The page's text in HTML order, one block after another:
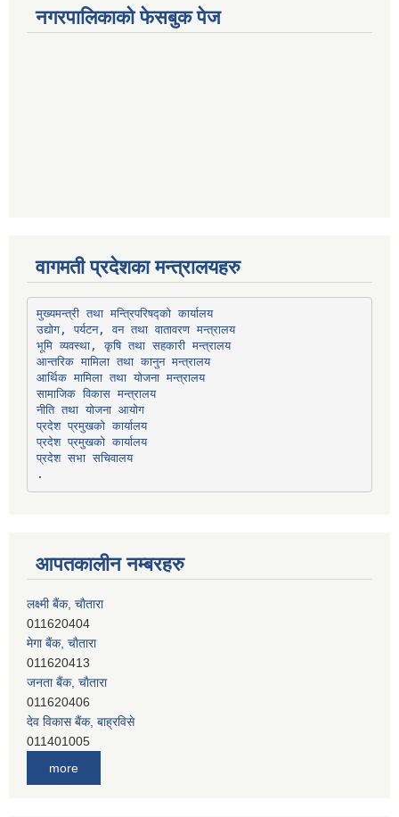
नगरपालिकाको फेसबुक पेज
वागमती प्रदेशका मन्त्रालयहरु
मुख्यमन्त्री तथा मन्त्रिपरिषद्को कार्यालय
उद्योग, पर्यटन, वन तथा वातावरण मन्त्रालय
भूमि व्यवस्था, कृषि तथा सहकारी मन्त्रालय
आन्तरिक मामिला तथा कानुन मन्त्रालय
आर्थिक मामिला तथा योजना मन्त्रालय
सामाजिक विकास मन्त्रालय
नीति तथा योजना आयोग
प्रदेश प्रमुखको कार्यालय
प्रदेश प्रमुखको कार्यालय
प्रदेश सभा सचिवालय
आपतकालीन नम्बरहरु
मेगा बैंक, चाैतारा
011620413
जनता बैंक, चाैतारा
011620406
देव विकास बैंक, बाह्रविसे
011401005
देव विकास बैंक, जलविरे
011403051
more